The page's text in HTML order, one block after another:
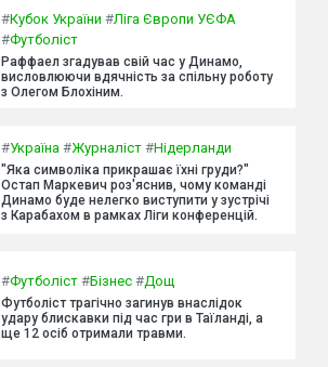
#Кубок України #Ліга Європи УЄФА
#Футболіст
Раффаел згадував свій час у Динамо,
висловлюючи вдячність за спільну роботу
з Олегом Блохіним.
#Україна #Журналіст #Нідерланди
"Яка символіка прикрашає їхні груди?"
Остап Маркевич роз'яснив, чому команді
Динамо буде нелегко виступити у зустрічі
з Карабахом в рамках Ліги конференцій.
#Футболіст #Бізнес #Дощ
Футболіст трагічно загинув внаслідок
удару блискавки під час гри в Таїланді, а
ще 12 осіб отримали травми.